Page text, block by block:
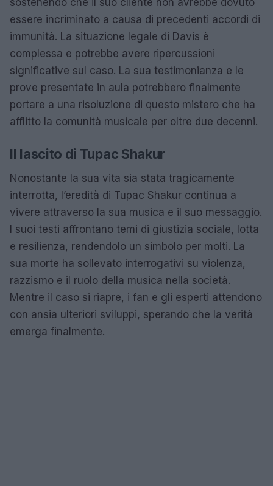
sostenendo che il suo cliente non avrebbe dovuto
essere incriminato a causa di precedenti accordi di
immunità. La situazione legale di Davis è
complessa e potrebbe avere ripercussioni
significative sul caso. La sua testimonianza e le
prove presentate in aula potrebbero finalmente
portare a una risoluzione di questo mistero che ha
afflitto la comunità musicale per oltre due decenni.
Il lascito di Tupac Shakur
Nonostante la sua vita sia stata tragicamente
interrotta, l’eredità di Tupac Shakur continua a
vivere attraverso la sua musica e il suo messaggio.
I suoi testi affrontano temi di giustizia sociale, lotta
e resilienza, rendendolo un simbolo per molti. La
sua morte ha sollevato interrogativi su violenza,
razzismo e il ruolo della musica nella società.
Mentre il caso si riapre, i fan e gli esperti attendono
con ansia ulteriori sviluppi, sperando che la verità
emerga finalmente.